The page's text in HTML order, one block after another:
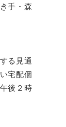
手・森
る見通
宅配個
後２時